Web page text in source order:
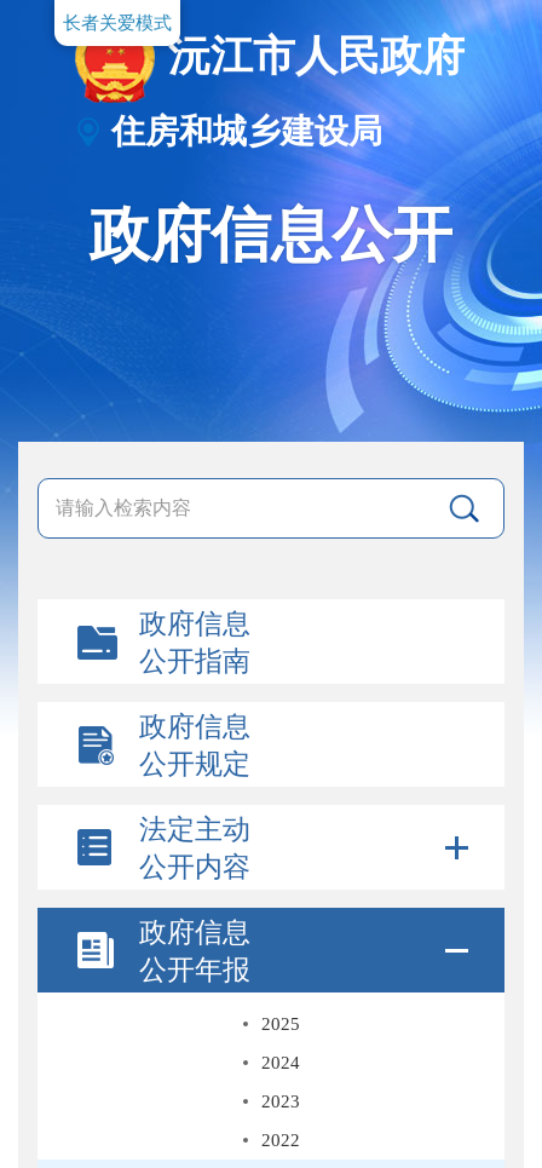
长者关爱模式
沅江市人民政府
住房和城乡建设局
政府信息公开
政府信息
公开指南
政府信息
公开规定
法定主动
公开内容
政府信息
公开年报
2025
2024
2023
2022